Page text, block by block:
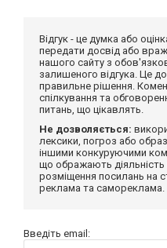
Відгук - це думка або
передати досвід або
нашого сайту з
залишеного відгука. Це
правильне рішення.
спілкування та
питань, що цікавлять.
Не дозволяється:
лексики, погроз або
іншими конкуруючими
що ображають діяльність
розміщення посилань на
реклама та самореклама.
Введіть email: